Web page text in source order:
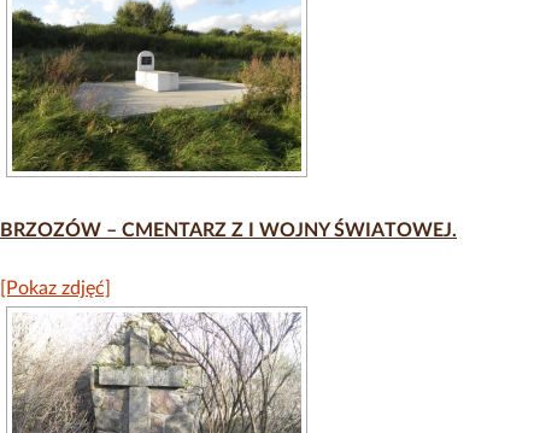
BRZOZÓW – CMENTARZ Z I WOJNY ŚWIATOWEJ.
[Pokaz zdjęć]